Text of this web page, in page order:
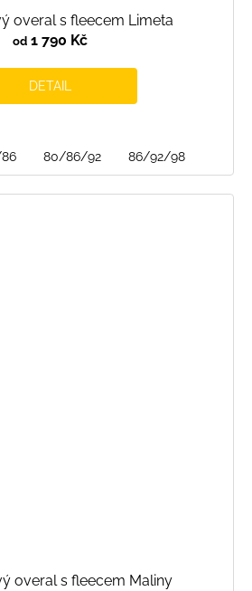
overal s fleecem Limeta
od1 790 Kč
DETAIL
80/86/92 86/92/98
overal s fleecem Maliny